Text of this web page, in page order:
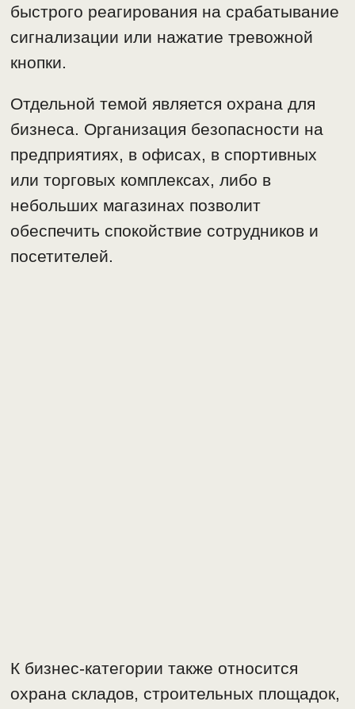
быстрого реагирования на срабатывание
сигнализации или нажатие тревожной
кнопки.
Отдельной темой является охрана для
бизнеса. Организация безопасности на
предприятиях, в офисах, в спортивных
или торговых комплексах, либо в
небольших магазинах позволит
обеспечить спокойствие сотрудников и
посетителей.
К бизнес-категории также относится
охрана складов, строительных площадок,